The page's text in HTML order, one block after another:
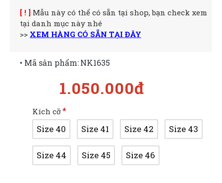
[ ! ] Mẫu này có thể có sẵn tại shop, bạn check xem
tại danh mục này nhé
>> XEM HÀNG CÓ SẴN TẠI ĐÂY
1.050.000đ
• Mã sản phẩm:NK1635
Kích cỡ
Size 40 Size 41 Size 42 Size 43
Size 44 Size 45 Size 46